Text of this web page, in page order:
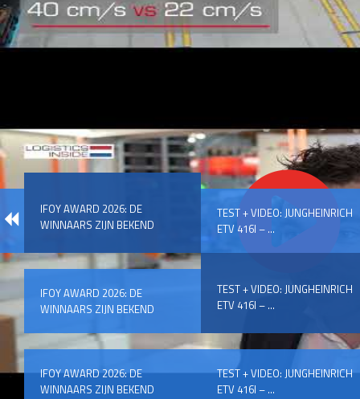
IFOY AWARD 2026: DE
WINNAARS ZIJN BEKEND
TEST + VIDEO: JUNGHEINRICH
ETV 416I – ...
IFOY AWARD 2026: DE
WINNAARS ZIJN BEKEND
TEST + VIDEO: JUNGHEINRICH
ETV 416I – ...
IFOY AWARD 2026: DE
WINNAARS ZIJN BEKEND
TEST + VIDEO: JUNGHEINRICH
ETV 416I – ...